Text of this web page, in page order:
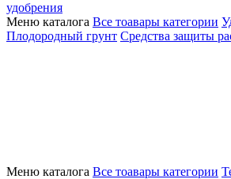
удобрения
Меню каталога Все тоавары категории
Плодородный грунт Средства защиты
Меню каталога Все тоавары категории